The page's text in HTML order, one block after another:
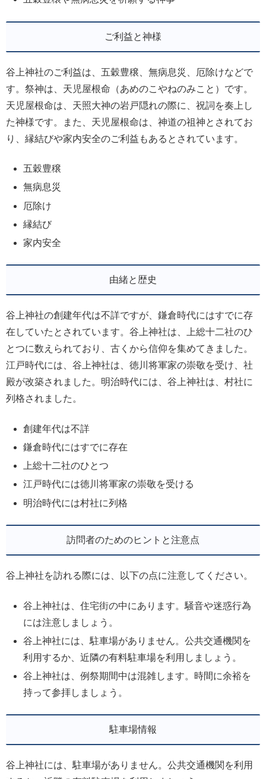
ご利益と神様
谷上神社のご利益は、五穀豊穣、無病息災、厄除けなどで
す。祭神は、天児屋根命（あめのこやねのみこと）です。
天児屋根命は、天照大神の岩戸隠れの際に、祝詞を奏上し
た神様です。また、天児屋根命は、神道の祖神とされてお
り、縁結びや家内安全のご利益もあるとされています。
五穀豊穣
無病息災
厄除け
縁結び
家内安全
由緒と歴史
谷上神社の創建年代は不詳ですが、鎌倉時代にはすでに存
在していたとされています。谷上神社は、上総十二社のひ
とつに数えられており、古くから信仰を集めてきました。
江戸時代には、谷上神社は、徳川将軍家の崇敬を受け、社
殿が改築されました。明治時代には、谷上神社は、村社に
列格されました。
創建年代は不詳
鎌倉時代にはすでに存在
上総十二社のひとつ
江戸時代には徳川将軍家の崇敬を受ける
明治時代には村社に列格
訪問者のためのヒントと注意点
谷上神社を訪れる際には、以下の点に注意してください。
谷上神社は、住宅街の中にあります。騒音や迷惑行為
には注意しましょう。
谷上神社には、駐車場がありません。公共交通機関を
利用するか、近隣の有料駐車場を利用しましょう。
谷上神社は、例祭期間中は混雑します。時間に余裕を
持って参拝しましょう。
駐車場情報
谷上神社には、駐車場がありません。公共交通機関を利用